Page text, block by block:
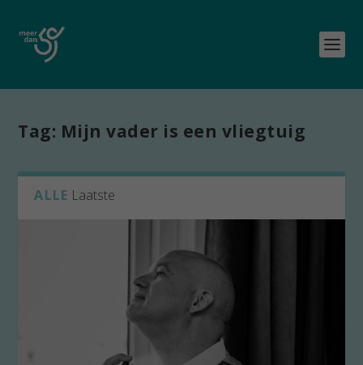
Tag: Mijn vader is een vliegtuig
ALLE Laatste